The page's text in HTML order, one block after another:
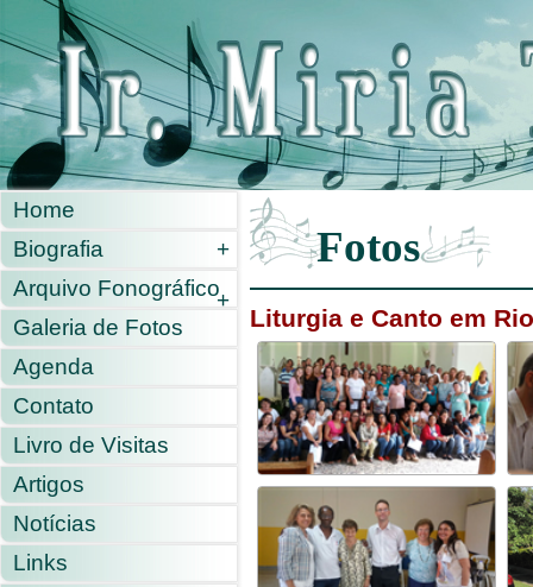
Home
Biografia
+
Arquivo Fonográfico+
Galeria de Fotos
Agenda
Contato
Livro de Visitas
Artigos
Notícias
Links
Fotos
Liturgia e Canto em